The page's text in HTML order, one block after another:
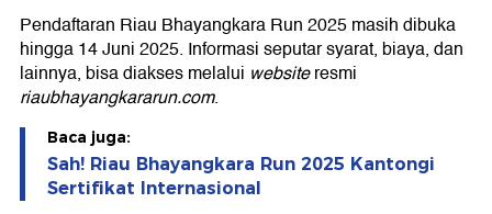
Pendaftaran Riau Bhayangkara Run 2025 masih dibuka
hingga 14 Juni 2025. Informasi seputar syarat, biaya, dan
lainnya, bisa diakses melalui websiteresmi
riaubhayangkararun.com.
Baca juga:
Sah! Riau Bhayangkara Run 2025 Kantongi
Sertifikat Internasional